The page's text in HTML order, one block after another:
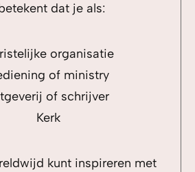
dat je als:
organisatie
of ministry
of schrijver
Kerk
kunt inspireren met